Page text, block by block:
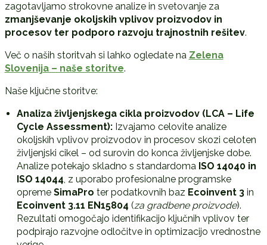
zagotavljamo strokovne analize in svetovanje za
zmanjševanje okoljskih vplivov proizvodov in
procesov ter podporo razvoju trajnostnih rešitev.
Več o naših storitvah si lahko ogledate na Zelena
Slovenija – naše storitve.
Naše ključne storitve:
Analiza življenjskega cikla proizvodov (LCA – Life
Cycle Assessment): Izvajamo celovite analize
okoljskih vplivov proizvodov in procesov skozi celoten
življenjski cikel – od surovin do konca življenjske dobe.
Analize potekajo skladno s standardoma ISO 14040 in
ISO 14044, z uporabo profesionalne programske
opreme SimaPro ter podatkovnih baz Ecoinvent 3in
Ecoinvent 3.11 EN15804 (za gradbene proizvode).
Rezultati omogočajo identifikacijo ključnih vplivov ter
podpirajo razvojne odločitve in optimizacijo vrednostne